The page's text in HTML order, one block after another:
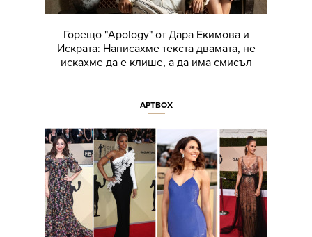
Горещо "Apology" от Дара Екимова и
Искрата: Написахме текста двамата, не
искахме да е клише, а да има смисъл
АРТBOX